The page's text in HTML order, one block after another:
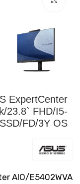
ExpertCenter
23.8` FHD/I5-
FD/3Y OS